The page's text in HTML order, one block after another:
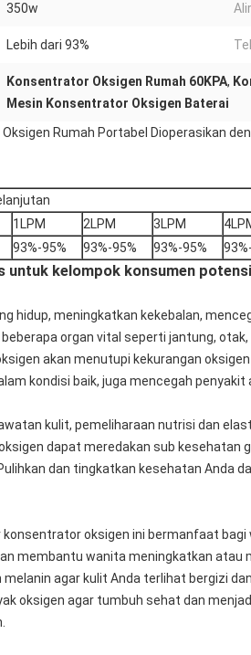
350w
Lebih dari 93%
Konsentrator Oksigen Rumah 60KPA,
Mesin Konsentrator Oksigen Baterai
Rumah Portabel Dioperasikan
1LPM 2LPM 3LPM
93%-95% 93%-95% 93%-95%
untuk kelompok konsumen
hidup, meningkatkan kekebalan,
organ vital seperti jantung,
akan menutupi kekurangan
kondisi baik, juga mencegah
kulit, pemeliharaan nutrisi dan
dapat meredakan sub kesehatan
dan tingkatkan kesehatan Anda
konsentrator oksigen ini bermanfaat
membantu wanita meningkatkan atau
agar kulit Anda terlihat bergizi
oksigen agar tumbuh sehat dan